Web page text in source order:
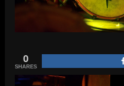
0
SHARES